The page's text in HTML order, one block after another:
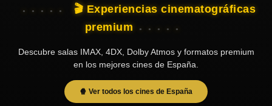
🎬 Experiencias cinematográficas
premium
Descubre salas IMAX, 4DX, Dolby Atmos y formatos premium
en los mejores cines de España.
🍿 Ver todos los cines de España